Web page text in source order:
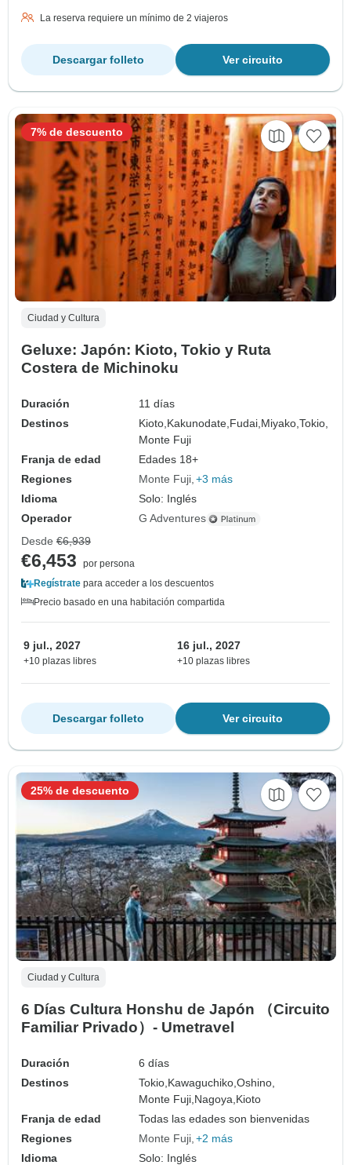
La reserva requiere un mínimo de 2 viajeros
Ver circuito
Descargar folleto
Ciudad y Cultura
Geluxe: Japón: Kioto, Tokio y Ruta
Costera de Michinoku
Duración
11 días
Destinos
Kioto,Kakunodate,Fudai,Miyako,Tokio,
Monte Fuji
Franja de edad
Edades 18+
Regiones
Monte Fuji +3 más
Idioma
Solo: Inglés
Operador
G Adventures
7% de descuento
Desde €6,939
€6,453
por persona
Regístrate para acceder a los descuentos
Precio basado en una habitación compartida
9 jul., 2027
+10 plazas libres
16 jul., 2027
+10 plazas libres
Ver circuito
Descargar folleto
Ciudad y Cultura
6 Días Cultura Honshu de Japón （Circuito
Familiar Privado）- Umetravel
Duración
6 días
Destinos
Tokio, Kawaguchiko,Oshino,
Monte Fuji, Nagoya, Kioto
Franja de edad
Todas las edades son bienvenidas
Regiones
Monte Fuji +2 más
Idioma
Solo: Inglés
25% de descuento